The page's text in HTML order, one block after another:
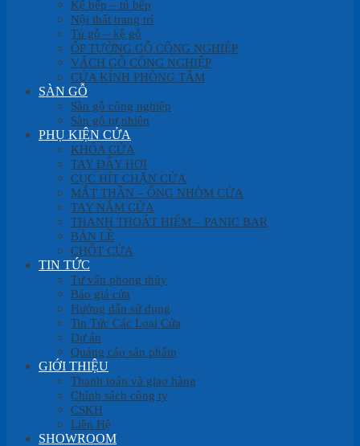
Kệ bếp – tủ bếp
Nội thất trang trí
Tủ gỗ – kệ gỗ
ỐP TƯỜNG GỖ CÔNG NGHIỆP
VÁCH GỖ CÔNG NGHIỆP
CỬA KÍNH PHÒNG TẮM
SÀN GỖ
Sàn gỗ công nghiệp
Sàn gỗ tự nhiên
PHỤ KIỆN CỬA
KHÓA CỬA
TAY ĐẨY HƠI
CỤC HÍT CHẶN CỬA
MẮT THẦN – ỐNG NHÒM CỬA
TAY NẮM CỬA
THANH THOÁT HIỂM – PANIC BAR
BẢN LỀ
CHỐT CỬA
TIN TỨC
Tư vấn phong thủy
Báo giá cửa
Hướng dẫn sử dụng
Tin Tức Các Loại Cửa
Dự án
Quảng cáo sản phẩm
GIỚI THIỆU
Thanh toán và giao hàng
Chính sách công ty
CSKH
Liên Hệ
SHOWROOM